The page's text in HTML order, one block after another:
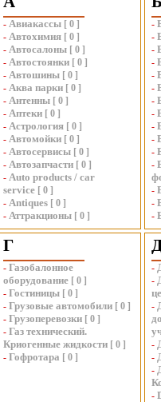
- Авиакассы [ 0 ]
- Автохимия [ 0 ]
- Автосалоны [ 0 ]
- Автостоянки [ 0 ]
- Автошины [ 0 ]
- Аква парки [ 0 ]
- Антенны [ 0 ]
- Аптеки [ 0 ]
- Астрология [ 0 ]
- Автомойки [ 0 ]
- Автосервисы [ 0 ]
- Автозапчасти [ 0 ]
- Auto products / car
service [ 0 ]
- Antiques [ 0 ]
- Аттракционы [ 0 ]
-
-
-
-
-
-
-
-
-
-
-
-
-
-
-
Г
- Газобалонное
оборудование [ 0 ]
- Гостиницы [ 0 ]
- Грузовые автомобили [ 0 ]
- Грузоперевозки [ 0 ]
- Газ технический.
Криогенные жидкости [ 0 ]
- Гофротара [ 0 ]
-
-
-
-
-
-
-